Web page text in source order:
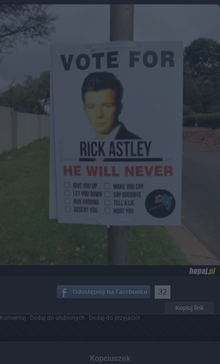
32
Kopiuj link
Komentuj Dodaj do ulubionych Dodaj do przyjaciół
Kopciuszek